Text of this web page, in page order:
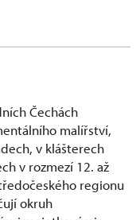
Čechách
malířství,
v klášterech
v rozmezí 12. až
regionu
okruh